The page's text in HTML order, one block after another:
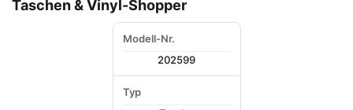
Taschen & Vinyl-Shopper
Modell-Nr.
202599
Typ